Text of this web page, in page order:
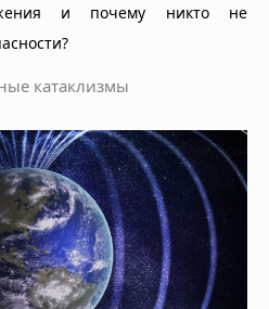
и почему никто не
катаклизмы